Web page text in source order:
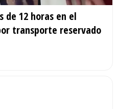
de 12 horas en el
transporte reservado